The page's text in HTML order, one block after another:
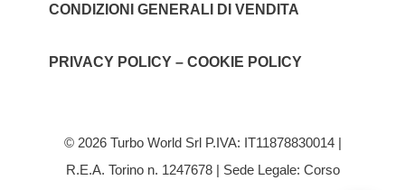
CONDIZIONI GENERALI DI VENDITA
PRIVACY POLICY – COOKIE POLICY
© 2026 Turbo World Srl P.IVA: IT11878830014 |
R.E.A. Torino n. 1247678 | Sede Legale: Corso